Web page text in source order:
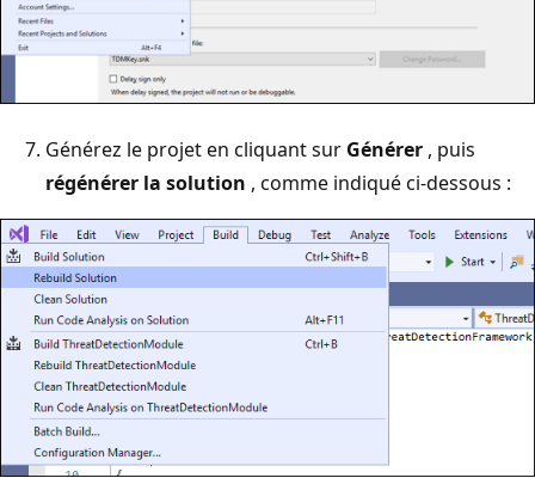
Générez le projet en cliquant sur Générer , puis
régénérer la solution , comme indiqué ci-dessous :